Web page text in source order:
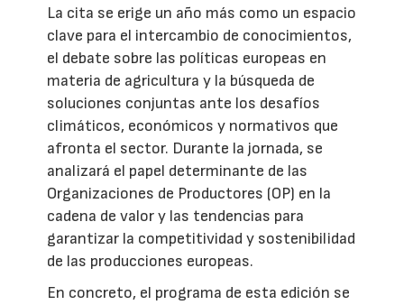
La cita se erige un año más como un espacio
clave para el intercambio de conocimientos,
el debate sobre las políticas europeas en
materia de agricultura y la búsqueda de
soluciones conjuntas ante los desafíos
climáticos, económicos y normativos que
afronta el sector. Durante la jornada, se
analizará el papel determinante de las
Organizaciones de Productores (OP) en la
cadena de valor y las tendencias para
garantizar la competitividad y sostenibilidad
de las producciones europeas.
En concreto, el programa de esta edición se